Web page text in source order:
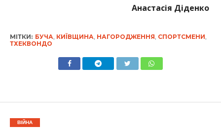
Анастасія Діденко
МІТКИ: БУЧА, КИЇВЩИНА, НАГОРОДЖЕННЯ, СПОРТСМЕНИ,
ТХЕКВОНДО
ВІЙНА